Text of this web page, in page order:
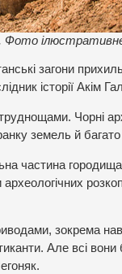
Фото
загони
історії Акім
Чорні
земель й
частина
зокрема
Але всі вони